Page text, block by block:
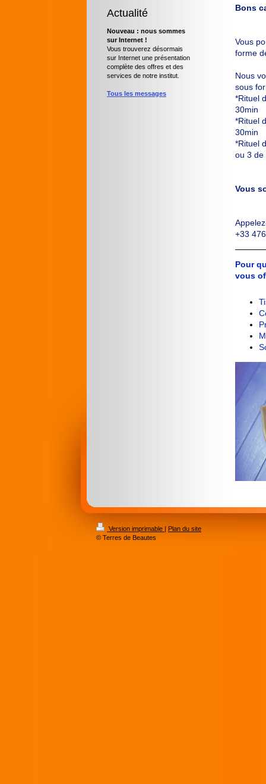
Bons
Vous
forme
Nous
sous
*Rituel
30min
*Rituel
30min
*Rituel
ou 3 de
Vous
+33
Pour
vous
Actualité
Nouveau : nous sommes
sur Internet !
Vous trouverez désormais
sur Internet une présentation
complète des offres et des
services de notre institut.
Tous les messages
Version imprimable | Plan du site
© Terres de Beautes